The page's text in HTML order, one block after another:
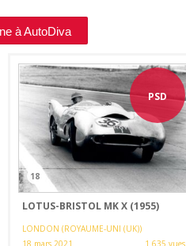
à AutoDiva
PSD
18
LOTUS-BRISTOL MK X (1955)
LONDON (ROYAUME-UNI (UK))
18 mars 2021
1 635 vues